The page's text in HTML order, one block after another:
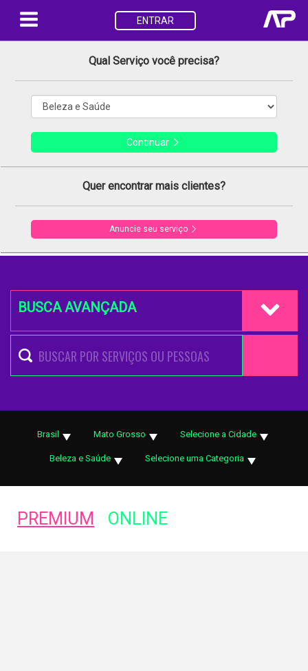
ENTRAR
Qual Serviço você precisa?
Continuar
Quer encontrar mais clientes?
Anuncie seu serviço
BUSCA AVANÇADA
Brasil Mato Grosso Selecione a Cidade
Beleza e Saúde Selecione uma Categoria
PREMIUM ONLINE